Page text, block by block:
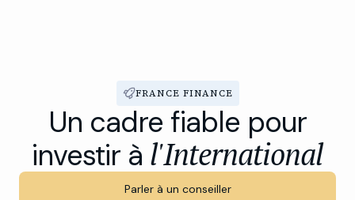
FRANCE FINANCE
Un cadre fiable pour
investir à l'International
Parler à un conseiller